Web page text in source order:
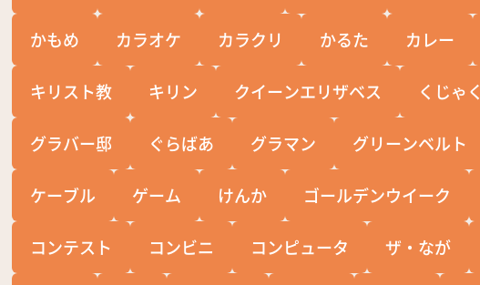
かもめ カラオケ カラクリ かるた カレー
キリスト教 キリン クイーンエリザベス くじゃく
グラバー邸 ぐらばあ グラマン グリーンベルト
ケーブル ゲーム けんか ゴールデンウイーク
コンテスト コンビニ コンピュータ ザ・なが